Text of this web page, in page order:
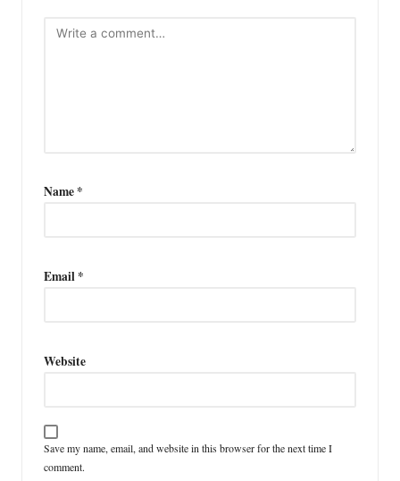
Name*
Email*
Website
Save my name, email, and website in this browser for the next time I
comment.